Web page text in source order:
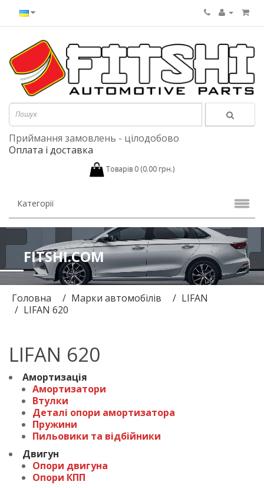
Приймання замовлень - цілодобово
Оплата і доставка
Товарів 0 (0.00 грн.)
Категорії
FITSHI.COM
Головна Марки автомобілів
LIFAN
LIFAN 620
LIFAN 620
Амортизація
Амортизатори
Втулки
Деталі опори амортизатора
Пружини
Пильовики та відбійники
Двигун
Опори двигуна
Опори КПП